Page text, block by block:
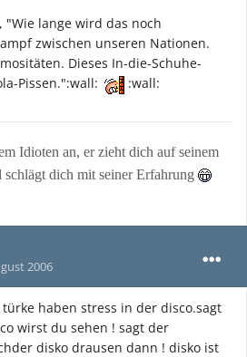
lange wird das noch
zwischen unseren Nationen.
Dieses In-die-Schuhe-
Pissen.":wall:
:wall:
Idioten an, er zieht dich auf seinem
dich mit seiner Erfahrung
2006
haben stress in der disco.sagt
wirst du sehen ! sagt der
disko drausen dann ! disko ist